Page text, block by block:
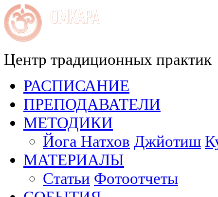
Центр традиционных практик
РАСПИСАНИЕ
ПРЕПОДАВАТЕЛИ
МЕТОДИКИ
Йога Натхов Джйотиш
МАТЕРИАЛЫ
Статьи Фотоотчеты